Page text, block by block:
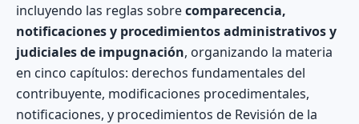
incluyendo las reglas sobrecomparecencia,
notificaciones y procedimientos administrativos y
judiciales de impugnación, organizando la materia
en cinco capítulos: derechos fundamentales del
contribuyente, modificaciones procedimentales,
notificaciones, y procedimientos de Revisión de la